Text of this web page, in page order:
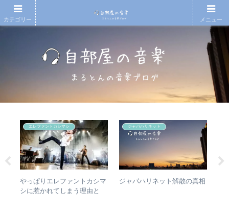
エレファントカシマシ
やっぱりエレファントカシマ
シに惹かれてしまう理由と
ジャパハリネット
ジャパハリネット解散の真相
カテゴリー メニュー